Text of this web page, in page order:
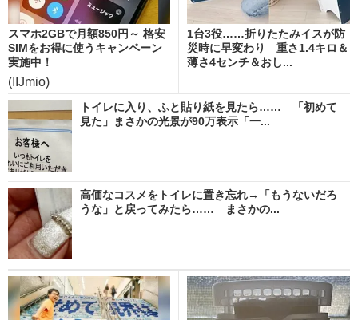
スマホ2GBで月額850円～ 格安
SIMをお得に使うキャンペーン
実施中！
(IIJmio)
1台3役……折りたたみイスが防
災時に早変わり 重さ1.4キロ＆
薄さ4センチ＆おし...
トイレに入り、ふと貼り紙を見たら…… 「初めて
見た」まさかの光景が90万表示「一...
高価なコスメをトイレに置き忘れ→「もうないだろ
うな」と戻ってみたら…… まさかの...